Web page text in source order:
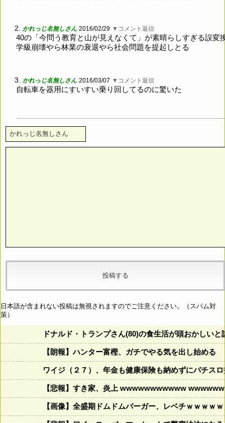
2. かれっじ名無しさん 2016/02/29 ▼コメント返信
40の「今問う教育と山が見えなくて」が素晴らしすぎる誤変
学級崩壊やら林業の衰退やら社会問題を提起しとる
3. かれっじ名無しさん 2016/03/07 ▼コメント返信
自転車を器用にすいすい乗り回してるのに驚いた
日本語が含まれない投稿は無視されますのでご注意ください。（スパム対
策）
ドナルド・トランプさん(80)の食生活が頭おかしい
【朗報】ハンター富樫、ガチでやる気を出し始める
ワイジ（２７）、年金も健康保険も納めずにパチス
【悲報】すき家、炎上 wwwwwwwwwww
【画像】全盛期ドムドムバーガー、レベチｗｗｗｗ